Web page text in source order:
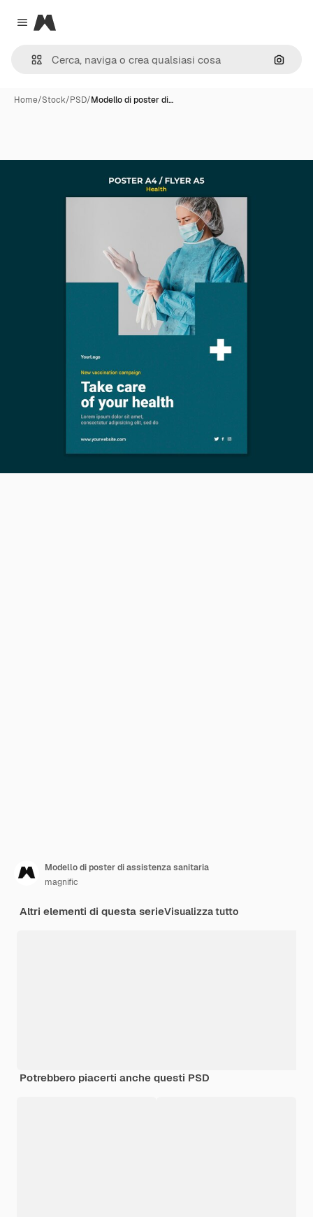
Close menu
Magnific
Cerca
Home/Stock/PSD/Modello di poster di…
Modello di poster di assistenza sanitaria
magnific
Altri elementi di questa serieVisualizza tutto
Potrebbero piacerti anche questi PSD